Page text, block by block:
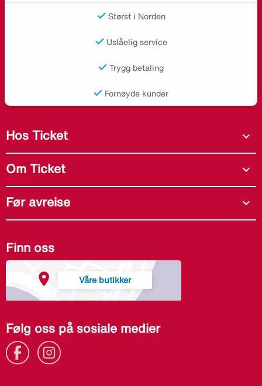
Størst i Norden
Uslåelig service
Trygg betaling
Fornøyde kunder
Hos Ticket expand_more
Om Ticket expand_more
Før avreise expand_more
Finn oss
Våre butikker
Følg oss på sosiale medier